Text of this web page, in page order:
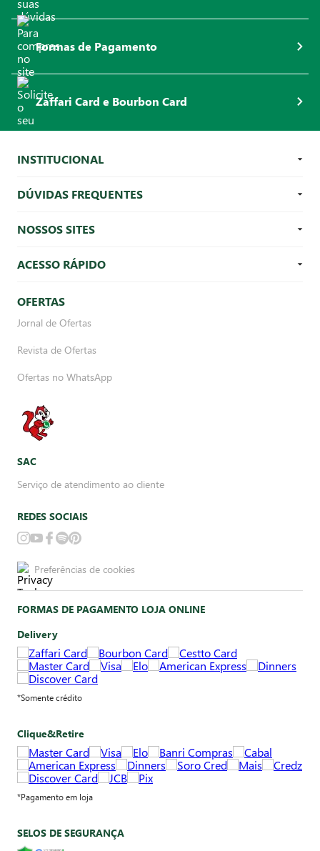
Formas de Pagamento
Zaffari Card e Bourbon Card
INSTITUCIONAL
DÚVIDAS FREQUENTES
NOSSOS SITES
ACESSO RÁPIDO
OFERTAS
Jornal de Ofertas
Revista de Ofertas
Ofertas no WhatsApp
SAC
Serviço de atendimento ao cliente
REDES SOCIAIS
Preferências de cookies
FORMAS DE PAGAMENTO LOJA ONLINE
Delivery
*Somente crédito
Clique&Retire
*Pagamento em loja
SELOS DE SEGURANÇA